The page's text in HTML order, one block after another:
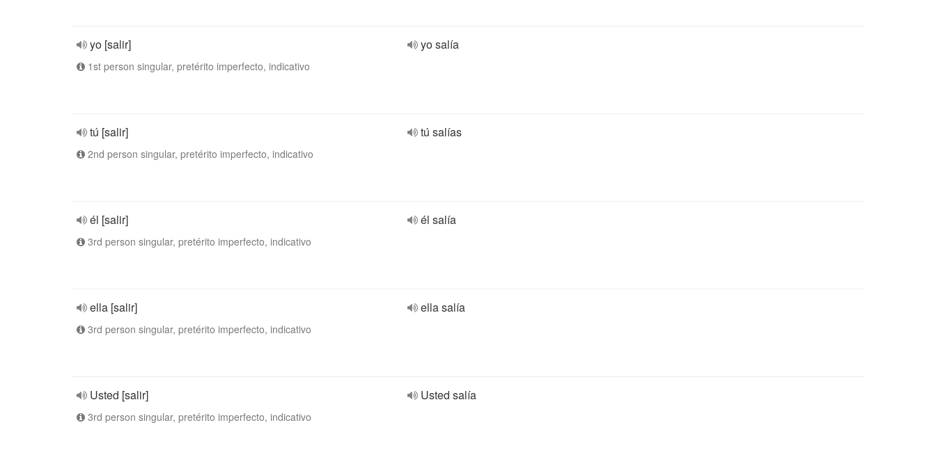
yo [salir]
1st person singular, pretérito imperfecto, indicativo
yo salía
tú [salir]
2nd person singular, pretérito imperfecto, indicativo
tú salías
él [salir]
3rd person singular, pretérito imperfecto, indicativo
él salía
ella [salir]
3rd person singular, pretérito imperfecto, indicativo
ella salía
Usted [salir]
3rd person singular, pretérito imperfecto, indicativo
Usted salía